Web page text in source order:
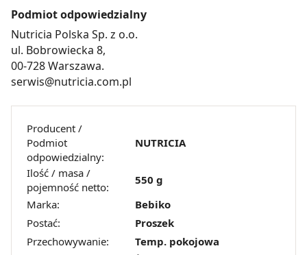
Podmiot odpowiedzialny
Nutricia Polska Sp. z o.o.
ul. Bobrowiecka 8,
00-728 Warszawa.
serwis@nutricia.com.pl
Producent /
Podmiot
odpowiedzialny:
NUTRICIA
Ilość / masa /
pojemność netto:
550 g
Marka:
Bebiko
Postać:
Proszek
Przechowywanie:
Temp. pokojowa